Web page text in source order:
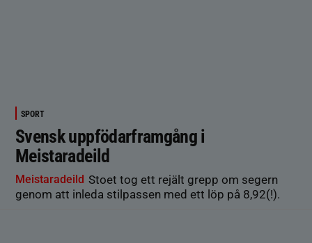
SPORT
Svensk uppfödarframgång i
Meistaradeild
Meistaradeild Stoet tog ett rejält grepp om segern
genom att inleda stilpassen med ett löp på 8,92(!).